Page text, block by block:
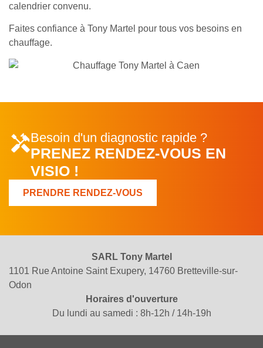
calendrier convenu.
Faites confiance à Tony Martel pour tous vos besoins en
chauffage.
Besoin d'un diagnostic rapide ?
PRENEZ RENDEZ-VOUS EN
VISIO !
PRENDRE RENDEZ-VOUS
SARL Tony Martel
1101 Rue Antoine Saint Exupery, 14760 Bretteville-sur-
Odon
Horaires d'ouverture
Du lundi au samedi : 8h-12h / 14h-19h